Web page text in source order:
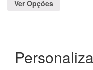
Ver Opções